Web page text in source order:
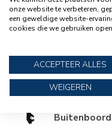
MERCURY
MERCURY
Mercury 9,9
onze website te verbeteren,
een geweldige website-
cookies die we gebruiken
ACCEPTEER ALLES
WEIGEREN